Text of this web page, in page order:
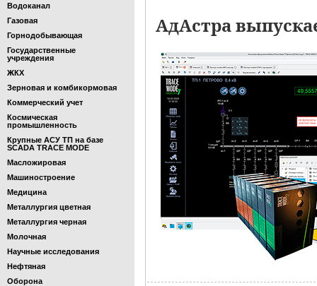
Водоканал
Газовая
Горнодобывающая
Государственные
учреждения
ЖКХ
Зерновая и комбикормовая
Коммерческий учет
Космическая
промышленность
Крупные АСУ ТП на базе
SCADA TRACE MODE
Масложировая
Машиностроение
Медицина
Металлургия цветная
Металлургия черная
Молочная
Научные исследования
Нефтяная
Оборона
АдАстра